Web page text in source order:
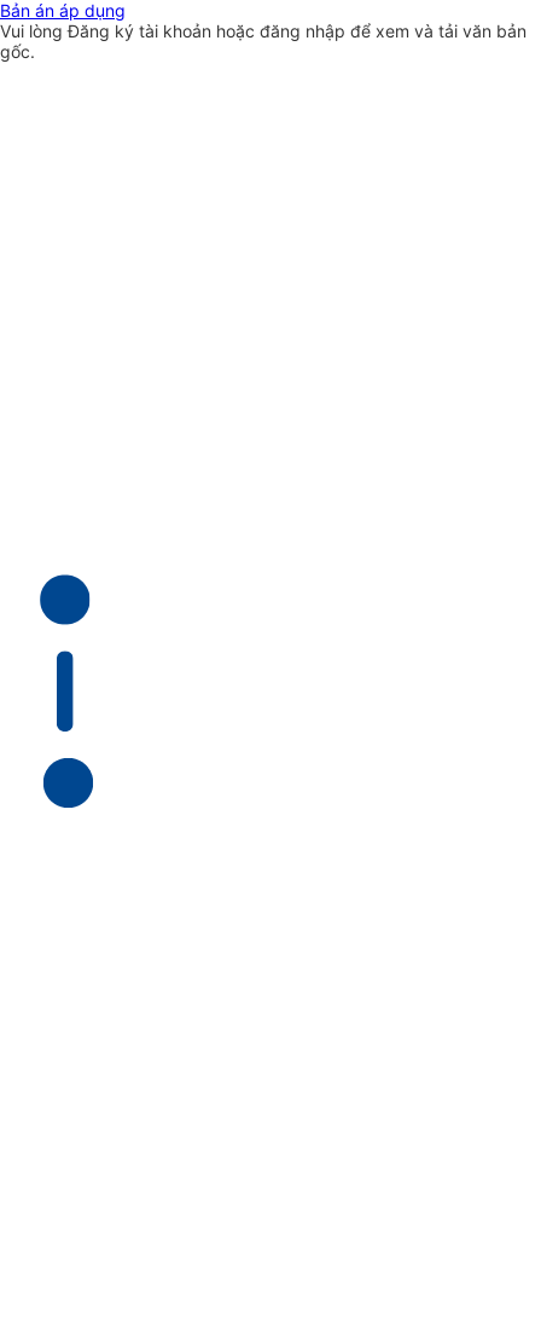
Bản án áp dụng
Vui lòngĐăng ký tài khoản hoặc đăng nhập để xem và tải văn bản
gốc.